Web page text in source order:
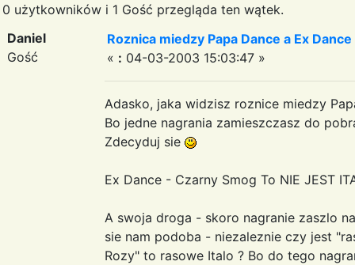
0 użytkowników i 1 Gość przegląda ten wątek.
Daniel
Gość
Roznica miedzy Papa Dance a Ex
« : 04-03-2003 15:03:47 »
Adasko, jaka widzisz roznice miedzy
Bo jedne nagrania zamieszczasz do
Zdecyduj sie
Ex Dance - Czarny Smog To NIE JEST
A swoja droga - skoro nagranie zaszlo
sie nam podoba - niezaleznie czy jest
Rozy" to rasowe Italo ? Bo do tego